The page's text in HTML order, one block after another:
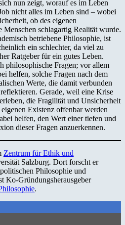
nun zeigt, worauf es im Leben
nicht alles im Leben sind – wobei
ob des eigenen
Menschen schlagartig Realität wurde.
betriebene Philosophie, ist
ein schlechter, da viel zu
Ratgeber für ein gutes Leben.
philosophische Fragen; vor allem
helfen, solche Fragen nach dem
Werte, die damit verbunden
Gerade, weil eine Krise
die Fragilität und Unsicherheit
Existenz offenbar werden
helfen, den Wert einer tiefen und
dieser Fragen anzuerkennen.
Zentrum für Ethik und
Salzburg. Dort forscht er
Philosophie und
Ko-Gründungsherausgeber
.